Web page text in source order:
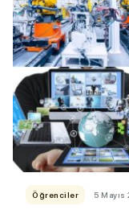
Öğrenciler 5 Mayıs